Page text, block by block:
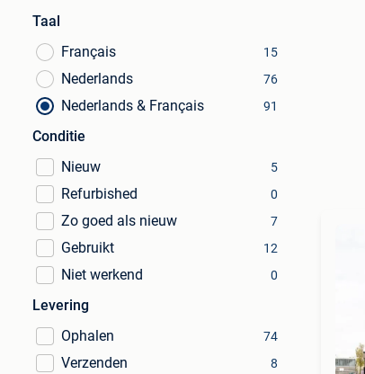
Taal
Français
15
Nederlands 76
Nederlands & Français 91
Conditie
Nieuw
5
Refurbished 0
Zo goed als nieuw 7
Gebruikt 12
Niet werkend 0
Levering
Ophalen
74
Verzenden 8